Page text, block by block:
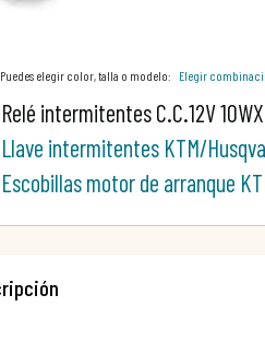
Puedes elegir color, talla o modelo: Elegir
Relé intermitentes C.C.12V
Llave intermitentes KTM/
Escobillas motor de arranque